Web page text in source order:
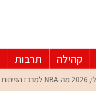
קהילה תרבות
מה-NBA למרכז הפיתוח ברמת גן: עומרי כספי במפגש הוקרה מיוחד